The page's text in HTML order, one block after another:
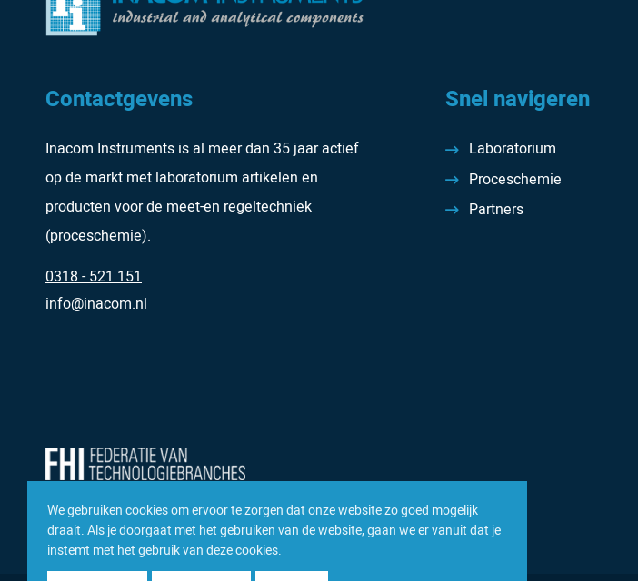
Contactgevens
Inacom Instruments is al meer dan 35 jaar actief
op de markt met laboratorium artikelen en
producten voor de meet-en regeltechniek
(proceschemie).
0318 - 521 151
info@inacom.nl
Snel navigeren
Laboratorium
Proceschemie
Partners
We gebruiken cookies om ervoor te zorgen dat onze website zo goed mogelijk
draait. Als je doorgaat met het gebruiken van de website, gaan we er vanuit dat je
instemt met het gebruik van deze cookies.